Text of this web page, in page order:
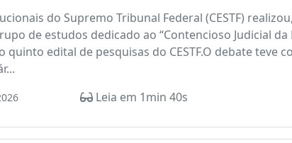
do Supremo Tribunal Federal (CESTF)
de estudos dedicado ao “Contencioso Judicial da
quinto edital de pesquisas do CESTF.O debate teve
Leia em 1min 40s